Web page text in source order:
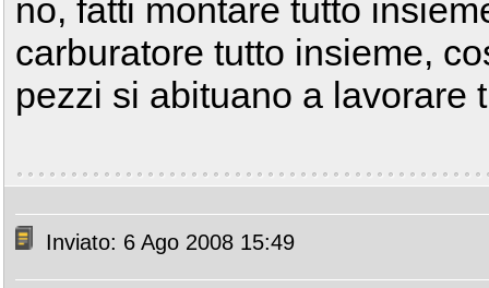
no, fatti montare tutto
carburatore tutto insieme,
pezzi si abituano a lavorare
Inviato: 6 Ago 2008 15:49